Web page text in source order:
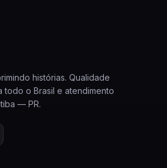
histórias. Qualidade
todo o Brasil e atendimento
— PR.